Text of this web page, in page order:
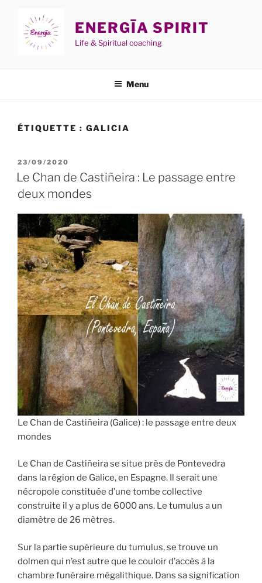
contenu
principal
ENERGĪA SPIRIT
Life & Spiritual coaching
Menu
ÉTIQUETTE : GALICIA
PUBLIÉ
LE
23/09/2020
Le Chan de Castiñeira : Le passage entre
deux mondes
Le Chan de Castiñeira (Galice) : le passage entre deux
mondes
Le Chan de Castiñeira se situe près de Pontevedra
dans la région de Galice, en Espagne. Il serait une
nécropole constituée d’une tombe collective
construite il y a plus de 6000 ans. Le tumulus a un
diamètre de 26 mètres.
Sur la partie supérieure du tumulus, se trouve un
dolmen qui n’est autre que le couloir d’accès à la
chambre funéraire mégalithique. Dans sa signification